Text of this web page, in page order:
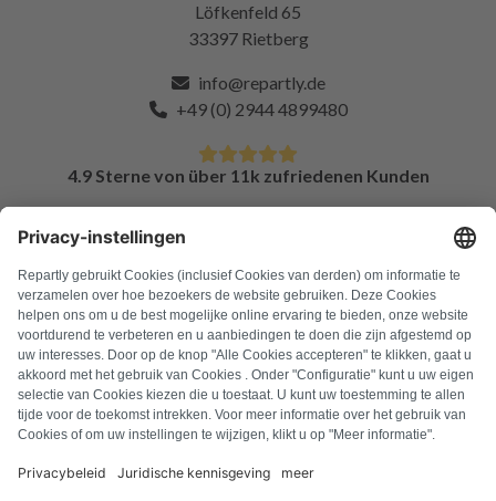
Löfkenfeld 65
33397 Rietberg
info@repartly.de
+49 (0) 2944 4899480
4.9 Sterne von über 11k zufriedenen Kunden
FAQ
Alle Fehlercodes
Über uns
Presse
Impressum
AGB